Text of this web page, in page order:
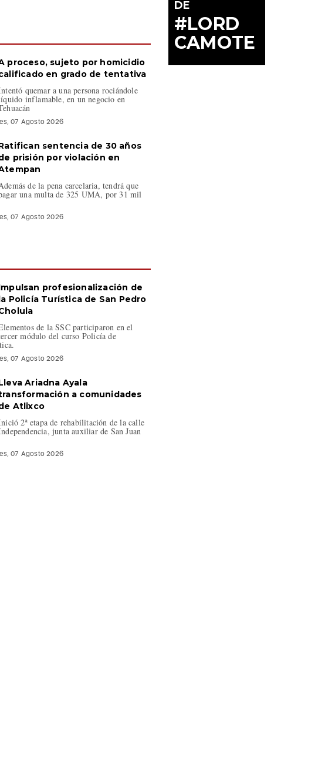
proceso, sujeto por homicidio
en grado de tentativa
quemar a una persona rociándole
inflamable, en un negocio en
07 Agosto 2026
sentencia de 30 años
prisión por violación en
de la pena carcelaria, tendrá que
una multa de 325 UMA, por 31 mil
07 Agosto 2026
profesionalización de
la Policía Turística de San Pedro
de la SSC participaron en el
módulo del curso Policía de
07 Agosto 2026
Ariadna Ayala
a comunidades
Atlixco
2ª etapa de rehabilitación de la calle
junta auxiliar de San Juan
07 Agosto 2026
DE
#LORD
CAMOTE